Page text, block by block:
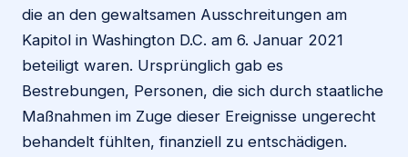
die an den gewaltsamen Ausschreitungen am
Kapitol in Washington D.C. am 6. Januar 2021
beteiligt waren. Ursprünglich gab es
Bestrebungen, Personen, die sich durch staatliche
Maßnahmen im Zuge dieser Ereignisse ungerecht
behandelt fühlten, finanziell zu entschädigen.